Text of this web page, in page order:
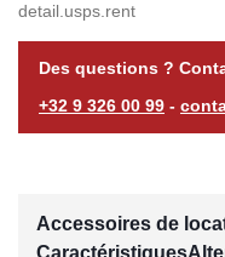
detail.usps.rent
Des questions ?
+32 9 326 00 99 -
Accessoires de
Caractéristiques